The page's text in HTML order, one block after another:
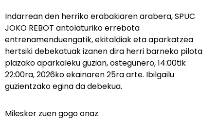
Indarrean den herriko erabakiaren arabera, SPUC
JOKO REBOT antolaturiko errebota
entrenamenduengatik, ekitaldiak eta aparkatzea
hertsiki debekatuak izanen dira herri barneko pilota
plazako aparkaleku guzian, ostegunero, 14:00tik
22:00ra, 2026ko ekainaren 25ra arte. Ibilgailu
guzientzako egina da debekua.
Milesker zuen gogo onaz.